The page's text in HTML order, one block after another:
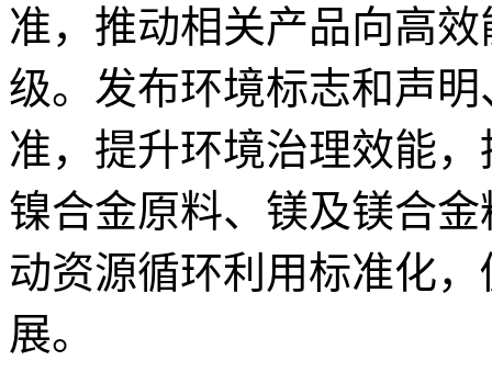
准，推动相关产品向高
级。发布环境标志和声
准，提升环境治理效能
镍合金原料、镁及镁合
动资源循环利用标准化
展。